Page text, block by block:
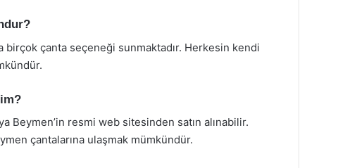
çanta seçeneği sunmaktadır. Herkesin kendi
Beymen’in resmi web sitesinden satın alınabilir.
çantalarına ulaşmak mümkündür.